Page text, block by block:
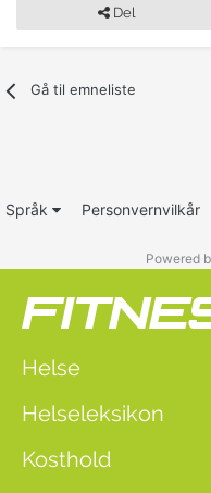
Del
Gå til emneliste
Språk Personvernvilkår
Powered
Helse
Helseleksikon
Kosthold